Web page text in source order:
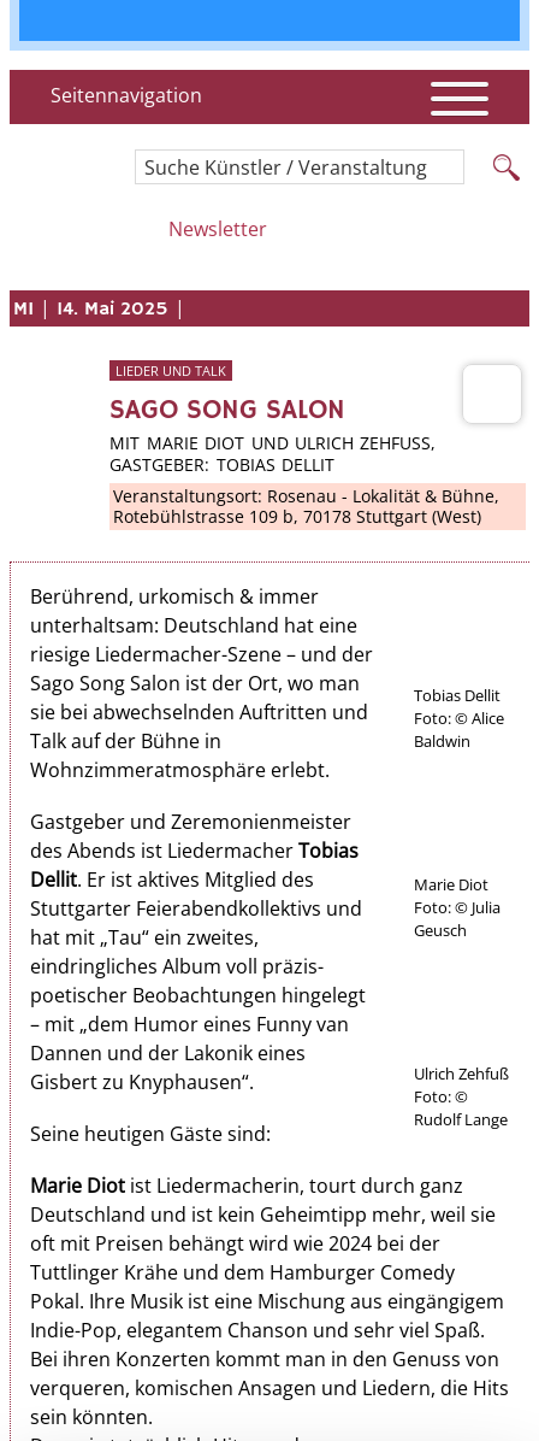
Seitennavigation
Suche Künstler / Veranstaltung
Newsletter
MI | 14. Mai 2025 |
LIEDER UND TALK
SAGO SONG SALON
MIT MARIE DIOT UND ULRICH ZEHFUSS, G
ASTGEBER: TOBIAS DELLIT
Veranstaltungsort: Rosenau - Lokalität & Bühne,
Rotebühlstrasse 109 b, 70178 Stuttgart (West)
Tobias Dellit
Foto: © Alice
Baldwin
Marie Diot
Foto: © Julia
Geusch
Ulrich Zehfuß
Foto: ©
Rudolf Lange
Berührend, urkomisch & immer
unterhaltsam: Deutschland hat eine
riesige Liedermacher-Szene – und der
Sago Song Salon ist der Ort, wo man
sie bei abwechselnden Auftritten und
Talk auf der Bühne in
Wohnzimmeratmosphäre erlebt.
Gastgeber und Zeremonienmeister
des Abends ist LiedermacherTobias
Dellit. Er ist aktives Mitglied des
Stuttgarter Feierabendkollektivs und
hat mit „Tau“ ein zweites,
eindringliches Album voll präzis-
poetischer Beobachtungen hingelegt
– mit „dem Humor eines Funny van
Dannen und der Lakonik eines
Gisbert zu Knyphausen“.
Seine heutigen Gäste sind:
Marie Diot ist Liedermacherin, tourt durch ganz
Deutschland und ist kein Geheimtipp mehr, weil sie
oft mit Preisen behängt wird wie 2024 bei der
Tuttlinger Krähe und dem Hamburger Comedy
Pokal. Ihre Musik ist eine Mischung aus eingängigem
Indie-Pop, elegantem Chanson und sehr viel Spaß.
Bei ihren Konzerten kommt man in den Genuss von
verqueren, komischen Ansagen und Liedern, die Hits
sein könnten.